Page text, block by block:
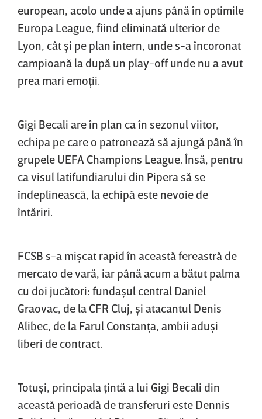
european, acolo unde a ajuns până în optimile
Europa League, fiind eliminată ulterior de
Lyon, cât şi pe plan intern, unde s-a încoronat
campioană la după un play-off unde nu a avut
prea mari emoţii.
Gigi Becali are în plan ca în sezonul viitor,
echipa pe care o patronează să ajungă până în
grupele UEFA Champions League. Însă, pentru
ca visul latifundiarului din Pipera să se
îndeplinească, la echipă este nevoie de
întăriri.
FCSB s-a mişcat rapid în această fereastră de
mercato de vară, iar până acum a bătut palma
cu doi jucători: fundaşul central Daniel
Graovac, de la CFR Cluj, şi atacantul Denis
Alibec, de la Farul Constanţa, ambii aduşi
liberi de contract.
Totuşi, principala ţintă a lui Gigi Becali din
această perioadă de transferuri este Dennis